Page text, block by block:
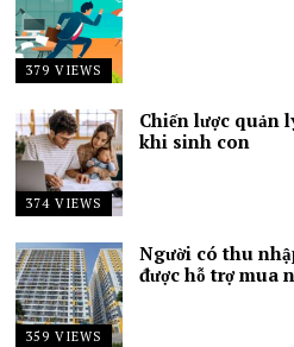
379 VIEWS
374 VIEWS
Chiến lược quản
khi sinh con
359 VIEWS
Người có thu
được hỗ trợ mua